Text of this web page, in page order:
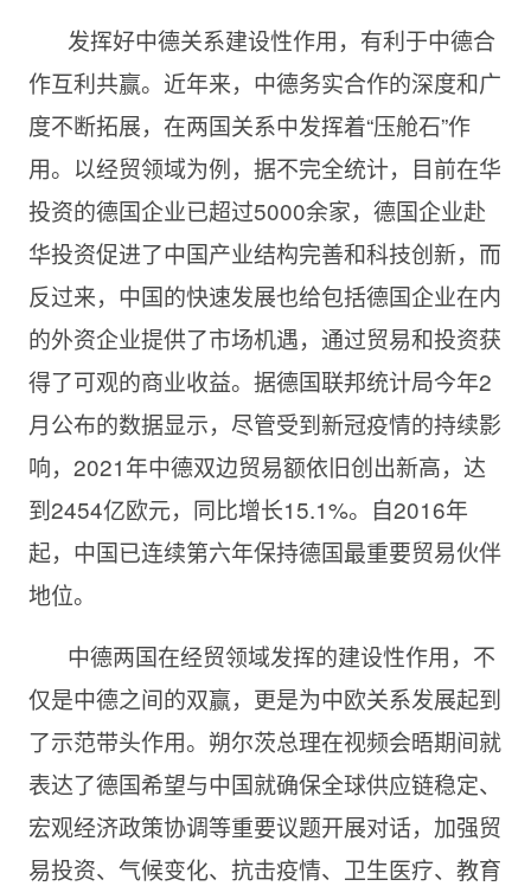
发挥好中德关系建设性作用，有利于中德合
作互利共赢。近年来，中德务实合作的深度和广
度不断拓展，在两国关系中发挥着“压舱石”作
用。以经贸领域为例，据不完全统计，目前在华
投资的德国企业已超过5000余家，德国企业赴
华投资促进了中国产业结构完善和科技创新，而
反过来，中国的快速发展也给包括德国企业在内
的外资企业提供了市场机遇，通过贸易和投资获
得了可观的商业收益。据德国联邦统计局今年2
月公布的数据显示，尽管受到新冠疫情的持续影
响，2021年中德双边贸易额依旧创出新高，达
到2454亿欧元，同比增长15.1%。自2016年
起，中国已连续第六年保持德国最重要贸易伙伴
地位。
中德两国在经贸领域发挥的建设性作用，不
仅是中德之间的双赢，更是为中欧关系发展起到
了示范带头作用。朔尔茨总理在视频会晤期间就
表达了德国希望与中国就确保全球供应链稳定、
宏观经济政策协调等重要议题开展对话，加强贸
易投资、气候变化、抗击疫情、卫生医疗、教育